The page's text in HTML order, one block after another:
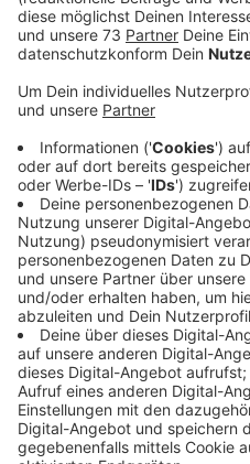
Anzeige
Nasser Herbst sorgt
Anzeige
Die Bauarbeiten an der
A43-Anschlussstelle
schon vor Monaten
Fertigstellung des
sich erneut, wie Straßen
Grund für die
nasse Herbst, der einige
brachte.